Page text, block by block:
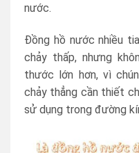
nước.
Đồng hồ nước nhiều
chảy thấp, nhưng
thước lớn hơn, vì
chảy thẳng cần thiết
sử dụng trong đường